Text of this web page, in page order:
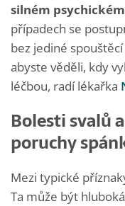
silném
případech se
bez jediné
abyste věděli, kdy
léčbou, radí lékařka
Bolesti svalů
poruchy
Mezi typické
Ta může být